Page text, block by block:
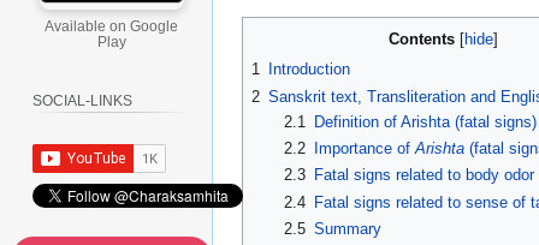
Contents
1
Introduction
2 Sanskrit text, Transliteration and
2.1
Definition of Arishta (fatal signs)
2.2
Importance ofArishta(fatal
2.3
Fatal signs related to body odor
2.4
Fatal signs related to sense of
2.5 Summary
Available on Google
Play
SOCIAL-LINKS